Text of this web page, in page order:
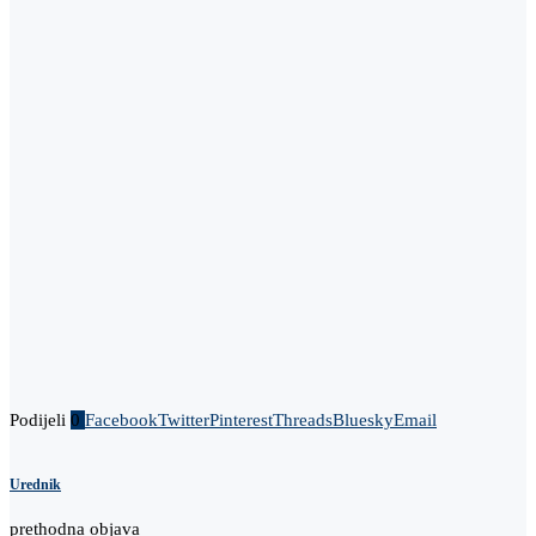
Podijeli 0 FacebookTwitterPinterestThreadsBlueskyEmail
Urednik
prethodna objava